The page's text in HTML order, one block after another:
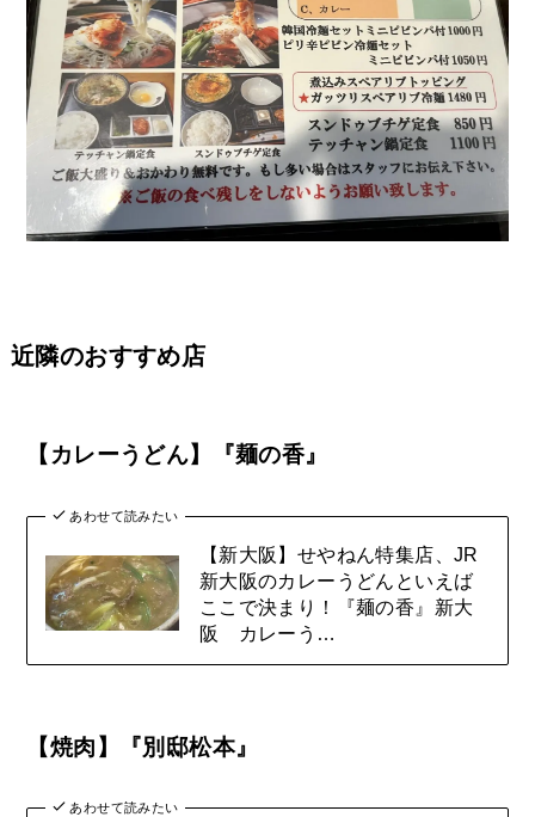
近隣のおすすめ店
【カレーうどん】『麺の香』
あわせて読みたい
【新大阪】せやねん特集店、JR
新大阪のカレーうどんといえば
ここで決まり！『麺の香』新大
阪 カレーう…
【焼肉】『別邸松本』
あわせて読みたい